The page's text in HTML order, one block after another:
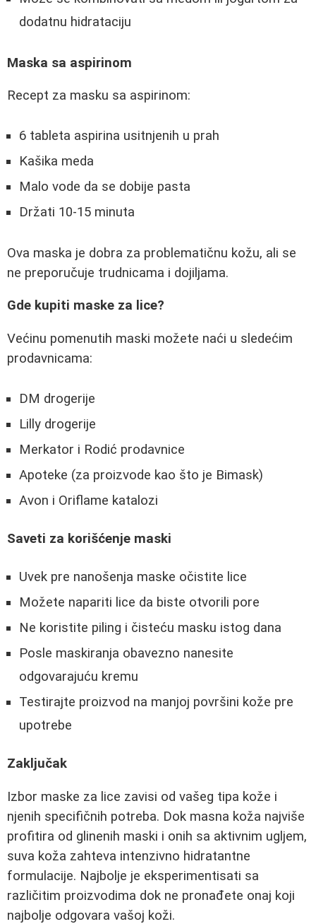
dodatnu hidrataciju
Maska sa aspirinom
Recept za masku sa aspirinom:
6 tableta aspirina usitnjenih u prah
Kašika meda
Malo vode da se dobije pasta
Držati 10-15 minuta
Ova maska je dobra za problematičnu kožu, ali se
ne preporučuje trudnicama i dojiljama.
Gde kupiti maske za lice?
Većinu pomenutih maski možete naći u sledećim
prodavnicama:
DM drogerije
Lilly drogerije
Merkator i Rodić prodavnice
Apoteke (za proizvode kao što je Bimask)
Avon i Oriflame katalozi
Saveti za korišćenje maski
Uvek pre nanošenja maske očistite lice
Možete napariti lice da biste otvorili pore
Ne koristite piling i čisteću masku istog dana
Posle maskiranja obavezno nanesite
odgovarajuću kremu
Testirajte proizvod na manjoj površini kože pre
upotrebe
Zaključak
Izbor maske za lice zavisi od vašeg tipa kože i
njenih specifičnih potreba. Dok masna koža najviše
profitira od glinenih maski i onih sa aktivnim ugljem,
suva koža zahteva intenzivno hidratantne
formulacije. Najbolje je eksperimentisati sa
različitim proizvodima dok ne pronađete onaj koji
najbolje odgovara vašoj koži.